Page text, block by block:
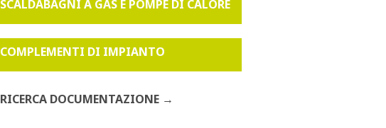
SCALDABAGNI A GAS E POMPE DI CALORE
COMPLEMENTI DI IMPIANTO
RICERCA DOCUMENTAZIONE